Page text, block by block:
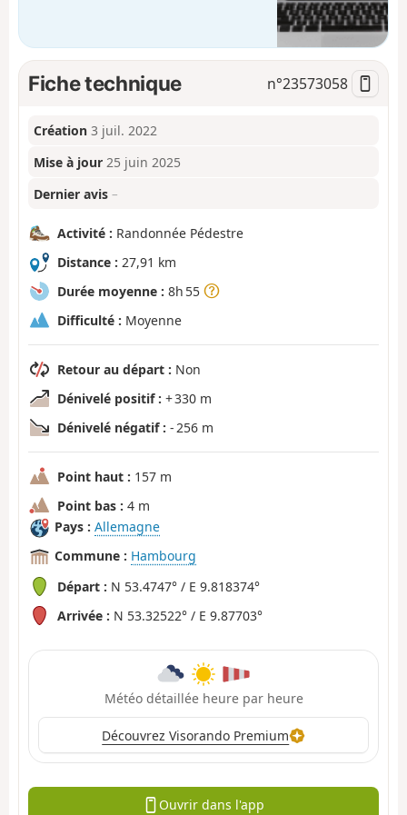
Fiche technique n°23573058
Création 3 juil. 2022
Mise à jour 25 juin 2025
Dernier avis –
Activité : Randonnée Pédestre
Distance : 27,91 km
Durée moyenne : 8h 55
Difficulté : Moyenne
Retour au départ : Non
Dénivelé positif : + 330 m
Dénivelé négatif : - 256 m
Point haut : 157 m
Point bas : 4 m
Pays : Allemagne
Commune : Hambourg
Départ : N 53.4747° / E 9.818374°
Arrivée : N 53.32522° / E 9.87703°
Météo détaillée heure par heure
Découvrez Visorando Premium
Ouvrir dans l'app